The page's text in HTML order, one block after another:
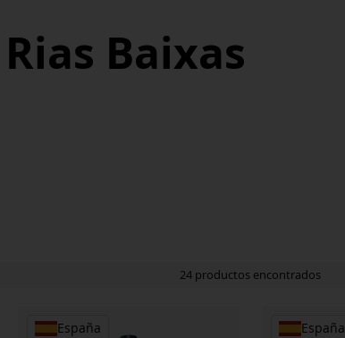
Rias Baixas
24 productos encontrados
España España